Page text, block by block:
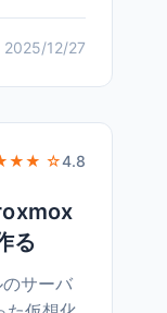
2025/12/27
☆4.8
る
サーバ